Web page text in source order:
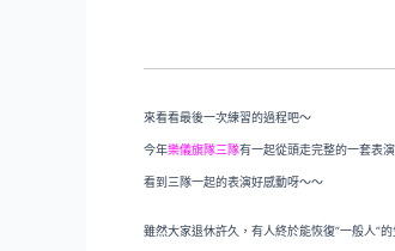
來看看最後一次練習的過程吧～
今年樂儀旗隊三隊有一起從頭走完整的一套表演
看到三隊一起的表演好感動呀～～
雖然大家退休許久，有人終於能恢復”一般人”